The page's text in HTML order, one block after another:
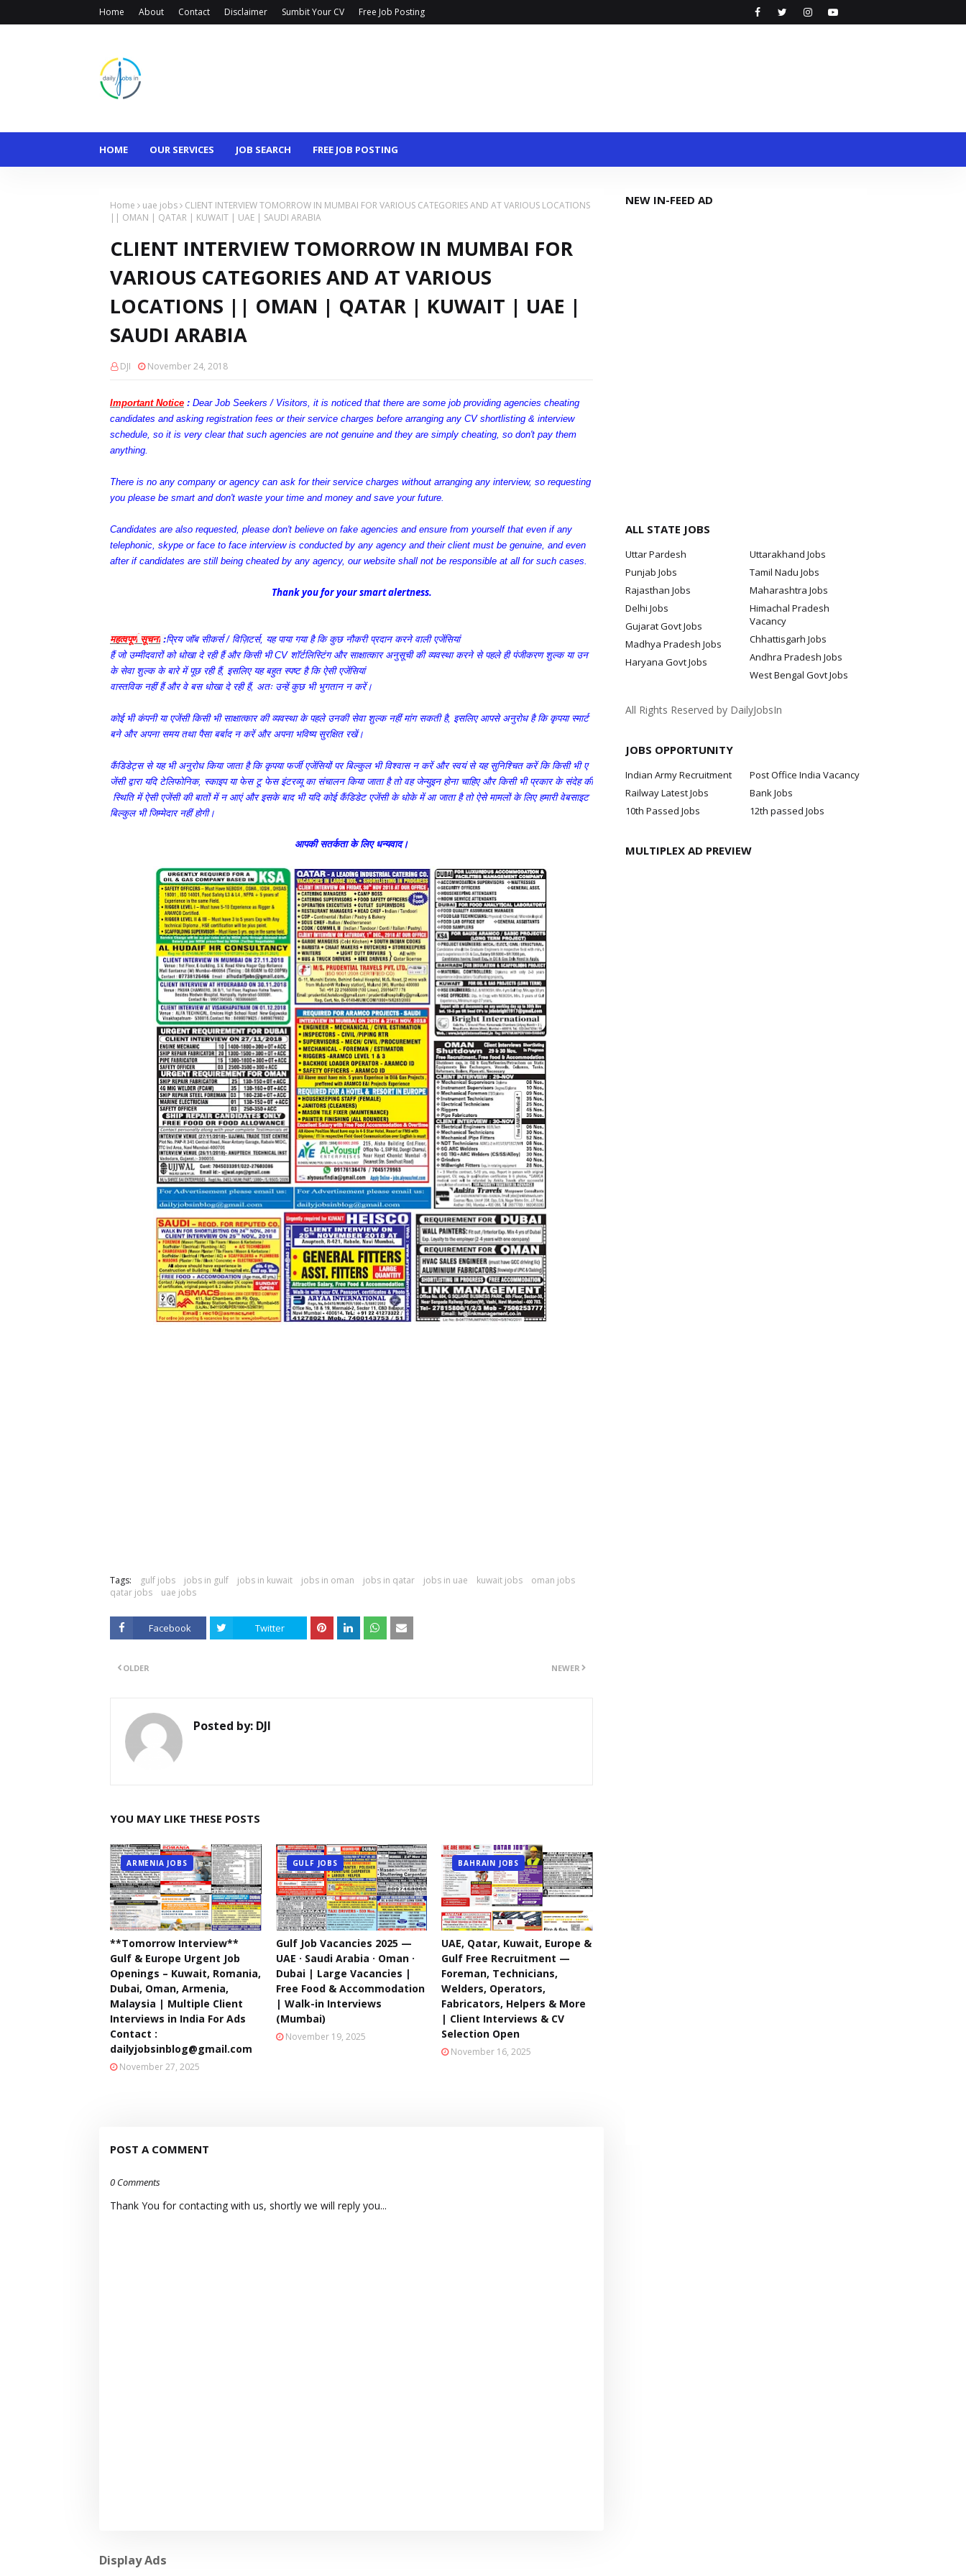
Home About Contact Disclaimer Sumbit Your CV Free Job Posting
HOME OUR SERVICES JOB SEARCH FREE JOB POSTING
Home uae jobs
CLIENT INTERVIEW TOMORROW IN MUMBAI FOR VARIOUS CATEGORIES AND AT VARIOUS LOCATIONS
|| OMAN | QATAR | KUWAIT | UAE | SAUDI ARABIA
CLIENT INTERVIEW TOMORROW IN MUMBAI FOR
VARIOUS CATEGORIES AND AT VARIOUS
LOCATIONS || OMAN | QATAR | KUWAIT | UAE |
SAUDI ARABIA
DJI November 24, 2018
Important Notice : Dear Job Seekers / Visitors, it is noticed that there are some job providing agencies cheating
candidates and asking registration fees or their service charges before arranging any CV shortlisting & interview
schedule, so it is very clear that such agencies are not genuine and they are simply cheating, so don't pay them
anything.
There is no any company or agency can ask for their service charges without arranging any interview, so requesting
you please be smart and don't waste your time and money and save your future.
Candidates are also requested, please don't believe on fake agencies and ensure from yourself that even if any
telephonic, skype or face to face interview is conducted by any agency and their client must be genuine, and even
after if candidates are still being cheated by any agency, our website shall not be responsible at all for such cases.
Thank you for your smart alertness.
महत्वपूर्ण सूचना :प्रिय जॉब सीकर्स/ विज़िटर्स, यह पाया गया है कि कुछ नौकरी प्रदान करने वाली एजेंसियां
हैं जो उम्मीदवारों को धोखा दे रही हैं और किसी भी CV शॉर्टलिस्टिंग और साक्षात्कार अनुसूची की व्यवस्था करने से पहले ही पंजीकरण शुल्क या उन
के सेवा शुल्क के बारे में पूछ रही हैं, इसलिए यह बहुत स्पष्ट है कि ऐसी एजेंसियां
वास्तविक नहीं हैं और वे बस धोखा दे रही हैं, अतः उन्हें कुछ भी भुगतान न करें।
कोई भी कंपनी या एजेंसी किसी भी साक्षात्कार की व्यवस्था के पहले उनकी सेवा शुल्क नहीं मांग सकती है, इसलिए आपसे अनुरोध है कि कृपया स्मार्ट
बने और अपना समय तथा पैसा बर्बाद न करें और अपना भविष्य सुरक्षित रखें।
कैंडिडेट्स से यह भी अनुरोध किया जाता है कि कृपया फर्जी एजेंसियों पर बिल्कुल भी विश्वास न करें और स्वयं से यह सुनिश्चित करें कि किसी भी ए
जेंसी द्वारा यदि टेलिफोनिक, स्काइप या फेस टू फेस इंटरव्यू का संचालन किया जाता है तो वह जेन्युइन होना चाहिए और किसी भी प्रकार के संदेह की
स्थिति में ऐसी एजेंसी की बातों में न आएं और इसके बाद भी यदि कोई कैंडिडेट एजेंसी के धोके में आ जाता है तो ऐसे मामलों के लिए हमारी वेबसाइट
बिल्कुल भी जिम्मेदार नहीं होगी।
आपकी सतर्कता के लिए धन्यवाद।
Tags: gulf jobs jobs in gulf jobs in kuwait jobs in oman jobs in qatar jobs in uae kuwait jobs
oman jobs
qatar jobs
uae jobs
Facebook Twitter
NEWER
OLDER
Posted by: DJI
YOU MAY LIKE THESE POSTS
ARMENIA JOBS
**Tomorrow Interview**
Gulf & Europe Urgent Job
Openings – Kuwait, Romania,
Dubai, Oman, Armenia,
Malaysia | Multiple Client
Interviews in India For Ads
Contact :
dailyjobsinblog@gmail.com
November 27, 2025
GULF JOBS
Gulf Job Vacancies 2025 —
UAE · Saudi Arabia · Oman ·
Dubai | Large Vacancies |
Free Food & Accommodation
| Walk-in Interviews
(Mumbai)
November 19, 2025
BAHRAIN JOBS
UAE, Qatar, Kuwait, Europe &
Gulf Free Recruitment —
Foreman, Technicians,
Welders, Operators,
Fabricators, Helpers & More
| Client Interviews & CV
Selection Open
November 16, 2025
POST A COMMENT
0 Comments
Thank You for contacting with us, shortly we will reply you...
Display Ads
NEW IN-FEED AD
ALL STATE JOBS
Uttar Pardesh
Uttarakhand Jobs
Punjab Jobs
Tamil Nadu Jobs
Rajasthan Jobs
Maharashtra Jobs
Delhi Jobs
Himachal Pradesh
Vacancy
Gujarat Govt Jobs
Chhattisgarh Jobs
Madhya Pradesh Jobs
Andhra Pradesh Jobs
Haryana Govt Jobs
West Bengal Govt Jobs
All Rights Reserved by DailyJobsIn
JOBS OPPORTUNITY
Indian Army Recruitment
Post Office India Vacancy
Railway Latest Jobs
Bank Jobs
10th Passed Jobs
12th passed Jobs
MULTIPLEX AD PREVIEW